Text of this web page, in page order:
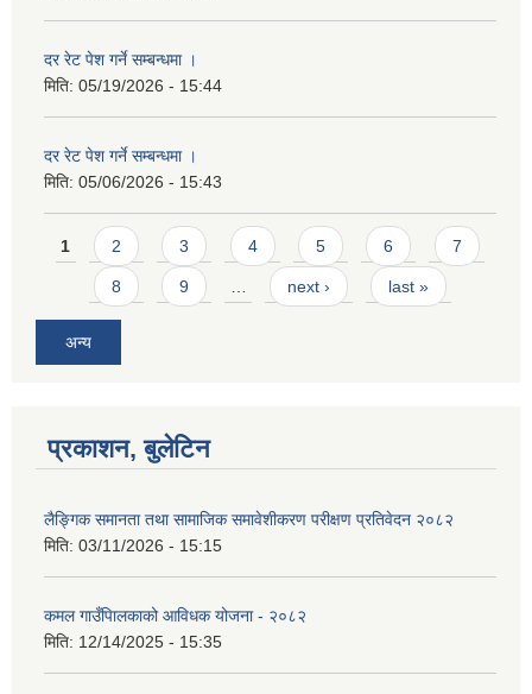
दर रेट पेश गर्ने सम्बन्धमा ।
मिति: 05/19/2026 - 15:44
दर रेट पेश गर्ने सम्बन्धमा ।
मिति: 05/06/2026 - 15:43
Pages
1 2 3 4 5 6 7
8 9 … next › last »
अन्य
प्रकाशन, बुलेटिन
लैङ्गिक समानता तथा सामाजिक समावेशीकरण परीक्षण प्रतिवेदन २०८२
मिति: 03/11/2026 - 15:15
कमल गाउँपािलकाको आविधक योजना - २०८२
मिति: 12/14/2025 - 15:35